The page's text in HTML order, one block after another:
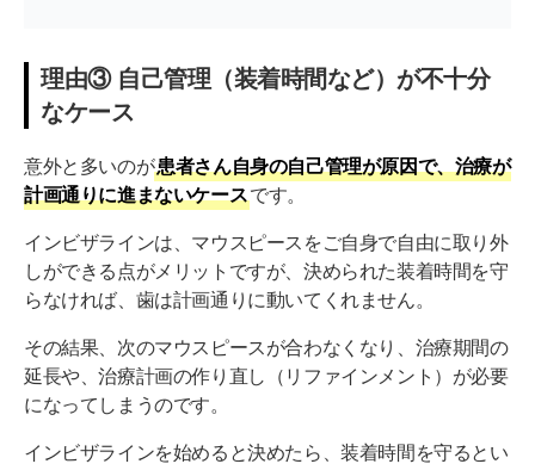
理由③ 自己管理（装着時間など）が不十分
なケース
意外と多いのが患者さん自身の自己管理が原因で、治療が
計画通りに進まないケースです。
インビザラインは、マウスピースをご自身で自由に取り外
しができる点がメリットですが、決められた装着時間を守
らなければ、歯は計画通りに動いてくれません。
その結果、次のマウスピースが合わなくなり、治療期間の
延長や、治療計画の作り直し（リファインメント）が必要
になってしまうのです。
インビザラインを始めると決めたら、装着時間を守るとい